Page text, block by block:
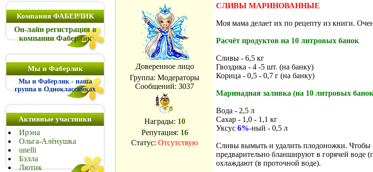
Компания ФАБЕРЛИК
Он-лайн регистрация в
компании Фаберлик
Мы и Фаберлик
Мы и Фаберлик - наша
группа в Одноклассниках
Активные участники
Ирэна
Ольга-Алёнушка
unelli
Бэлла
Лютик
Доверенное лицо
Группа: Модераторы
Сообщений: 3037
Награды: 10
Репутация: 16
Статус: Отсутствую
СЛИВЫ МАРИНОВАННЫЕ
Моя мама делает их по рецепту из книги.
Расчёт продуктов на 10 литровых банок
Сливы - 6,5 кг
Гвоздика - 4 -5 шт. (на банку)
Корица - 0,5 - 0,7 г (на банку)
Маринадная заливка (на 10 литровых
Вода - 2,5 л
Сахар - 1,0 - 1,1 кг
Уксус 6%-ный - 0,5 л
Сливы вымыть и удалить плодоножки. Чтобы
предварительно бланшируют в горячей воде
охлаждают (в проточной воде).